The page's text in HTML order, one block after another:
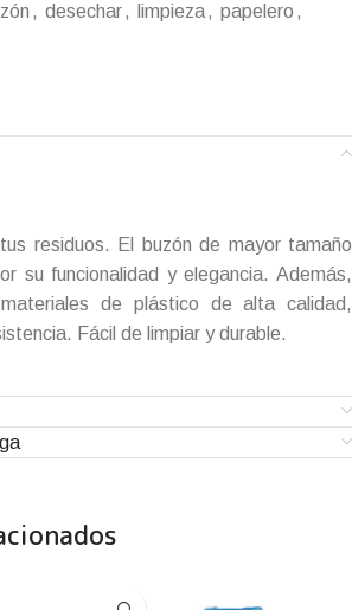
, desechar, limpieza, papelero ,
residuos. El buzón de mayor tamaño
su funcionalidad y elegancia. Además,
de plástico de alta calidad,
Fácil de limpiar y durable.